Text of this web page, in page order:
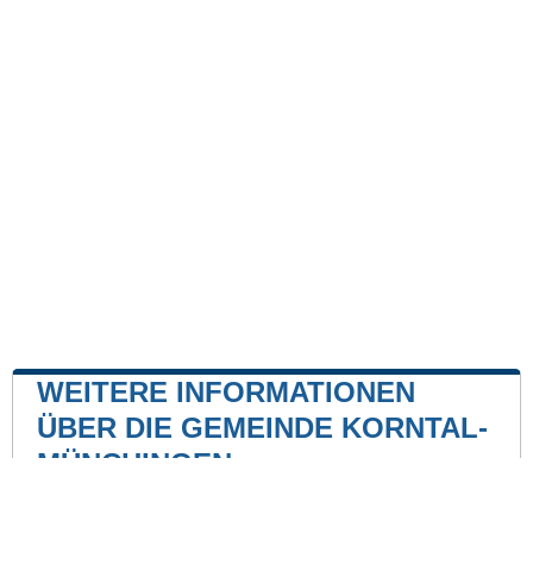
WEITERE INFORMATIONEN
ÜBER DIE GEMEINDE KORNTAL-
MÜNCHINGEN